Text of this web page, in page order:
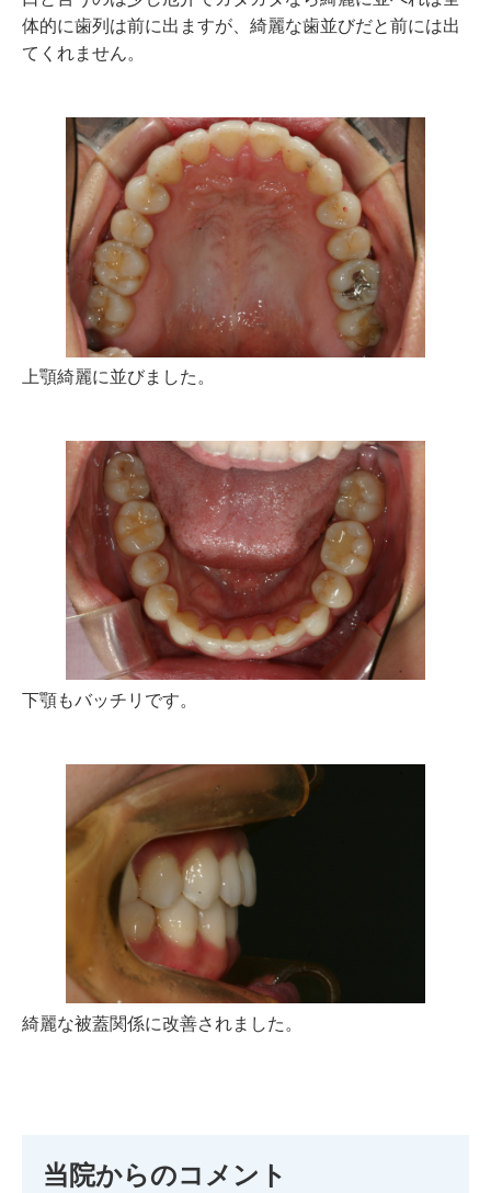
体的に歯列は前に出ますが、綺麗な歯並びだと前には出
てくれません。
上顎綺麗に並びました。
下顎もバッチリです。
綺麗な被蓋関係に改善されました。
当院からのコメント